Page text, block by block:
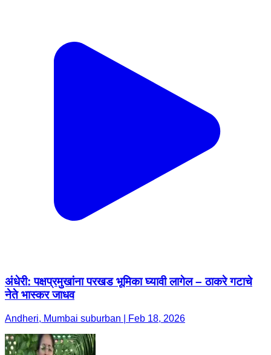
अंधेरी: पक्षप्रमुखांना परखड भूमिका घ्यावी लागेल – ठाकरे गटाचे
नेते भास्कर जाधव
Andheri, Mumbai suburban | Feb 18, 2026